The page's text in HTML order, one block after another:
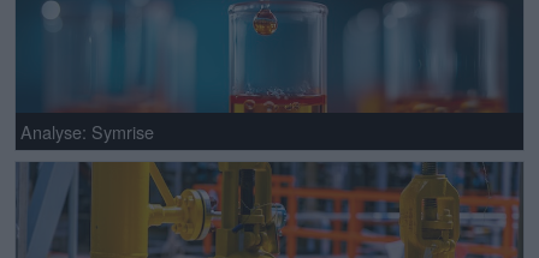
Analyse: Symrise